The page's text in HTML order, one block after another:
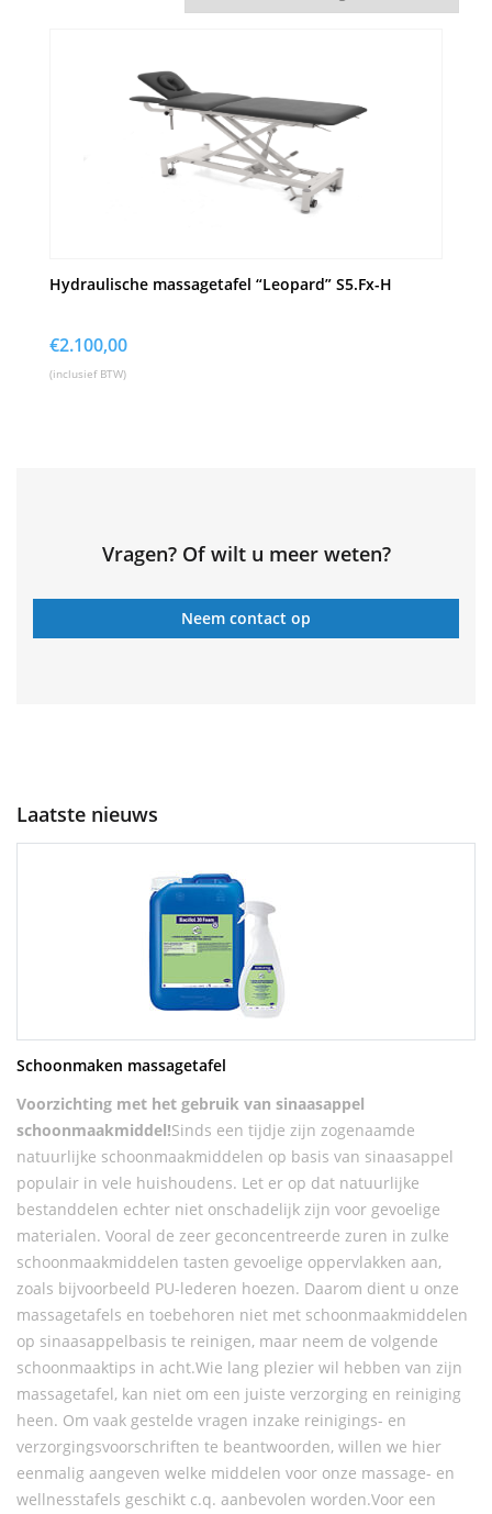
Hydraulische massagetafel “Leopard” S5.Fx-H
€2.100,00
(inclusief BTW)
Vragen? Of wilt u meer weten?
Neem contact op
Laatste nieuws
Schoonmaken massagetafel
Voorzichting met het gebruik van sinaasappel
schoonmaakmiddel!Sinds een tijdje zijn zogenaamde
natuurlijke schoonmaakmiddelen op basis van sinaasappel
populair in vele huishoudens. Let er op dat natuurlijke
bestanddelen echter niet onschadelijk zijn voor gevoelige
materialen. Vooral de zeer geconcentreerde zuren in zulke
schoonmaakmiddelen tasten gevoelige oppervlakken aan,
zoals bijvoorbeeld PU-lederen hoezen. Daarom dient u onze
massagetafels en toebehoren niet met schoonmaakmiddelen
op sinaasappelbasis te reinigen, maar neem de volgende
schoonmaaktips in acht.Wie lang plezier wil hebben van zijn
massagetafel, kan niet om een juiste verzorging en reiniging
heen. Om vaak gestelde vragen inzake reinigings- en
verzorgingsvoorschriften te beantwoorden, willen we hier
eenmalig aangeven welke middelen voor onze massage- en
wellnesstafels geschikt c.q. aanbevolen worden.Voor een